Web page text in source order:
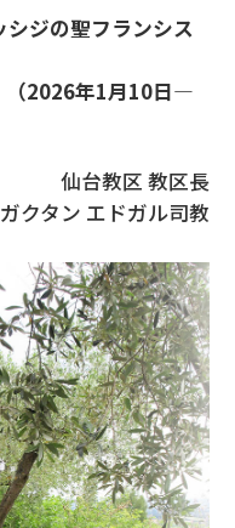
ジの聖フランシス
（2026年1月10日—
仙台教区 教区長
ガクタン エドガル司教